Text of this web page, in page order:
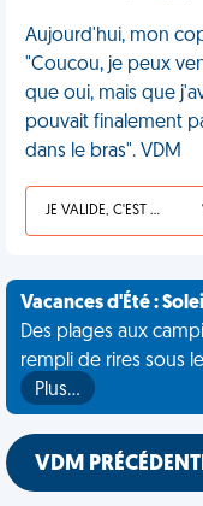
Aujourd'hui, mon
"Coucou, je peux
que oui, mais que
pouvait finalement
dans le bras". VDM
JE VALIDE, C'EST UNE VDM
Vacances d'Été :
Des plages aux
rempli de rires sous
Plus…
VDM